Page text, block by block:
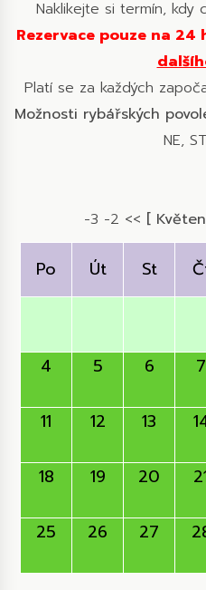
Naklikejte si termín, kdy
Rezervace pouze na 24
Platí se za každých
Možnosti rybářských
NE,
-3 -2 << [
Po Út St
4 5 6 7
11 12 13
18 19 20
25 26 27